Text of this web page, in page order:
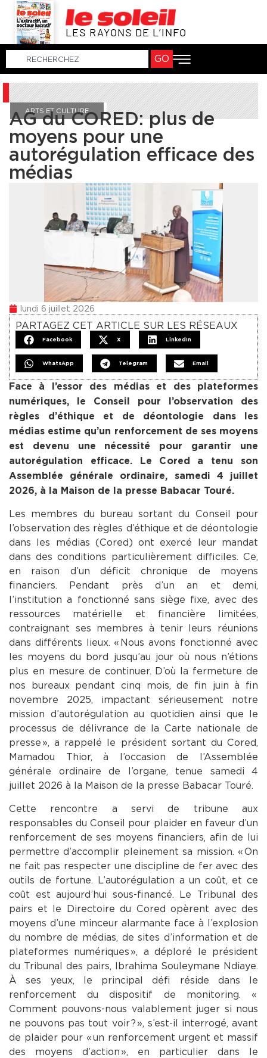
LES RAYONS DE L’INFO
GO
ARTS ET CULTURE
AG du CORED: plus de
moyens pour une
autorégulation efficace des
médias
lundi 6 juillet 2026
PARTAGEZ CET ARTICLE SUR LES RÉSEAUX
Facebook X LinkedIn
WhatsApp Telegram Email
Face à l’essor des médias et des plateformes
numériques, le Conseil pour l’observation des
règles d’éthique et de déontologie dans les
médias estime qu’un renforcement de ses moyens
est devenu une nécessité pour garantir une
autorégulation efficace. Le Cored a tenu son
Assemblée générale ordinaire, samedi 4 juillet
2026, à la Maison de la presse Babacar Touré.
Les membres du bureau sortant du Conseil pour
l’observation des règles d’éthique et de déontologie
dans les médias (Cored) ont exercé leur mandat
dans des conditions particulièrement difficiles. Ce,
en raison d’un déficit chronique de moyens
financiers. Pendant près d’un an et demi,
l’institution a fonctionné sans siège fixe, avec des
ressources matérielle et financière limitées,
contraignant ses membres à tenir leurs réunions
dans différents lieux. « Nous avons fonctionné avec
les moyens du bord jusqu’au jour où nous n’étions
plus en mesure de continuer. D’où la fermeture de
nos bureaux pendant cinq mois, de fin juin à fin
novembre 2025, impactant sérieusement notre
mission d’autorégulation au quotidien ainsi que le
processus de délivrance de la Carte nationale de
presse », a rappelé le président sortant du Cored,
Mamadou Thior, à l’occasion de l’Assemblée
générale ordinaire de l’organe, tenue samedi 4
juillet 2026 à la Maison de la presse Babacar Touré.
Cette rencontre a servi de tribune aux
responsables du Conseil pour plaider en faveur d’un
renforcement de ses moyens financiers, afin de lui
permettre d’accomplir pleinement sa mission. « On
ne fait pas respecter une discipline de fer avec des
outils de fortune. L’autorégulation a un coût, et ce
coût est aujourd’hui sous-financé. Le Tribunal des
pairs et le Directoire du Cored opèrent avec des
moyens d’une minceur alarmante face à l’explosion
du nombre de médias, de sites d’information et de
plateformes numériques », a déploré le président
du Tribunal des pairs, Ibrahima Souleymane Ndiaye.
À ses yeux, le principal défi réside dans le
renforcement du dispositif de monitoring. «
Comment pouvons-nous valablement juger si nous
ne pouvons pas tout voir ? », s’est-il interrogé, avant
de plaider pour « un renforcement urgent et massif
des moyens d’action », en particulier dans le